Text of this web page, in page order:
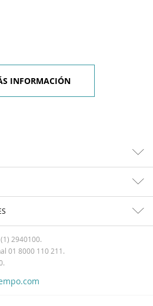
INFORMACIÓN
2940100.
01 8000 110 211.